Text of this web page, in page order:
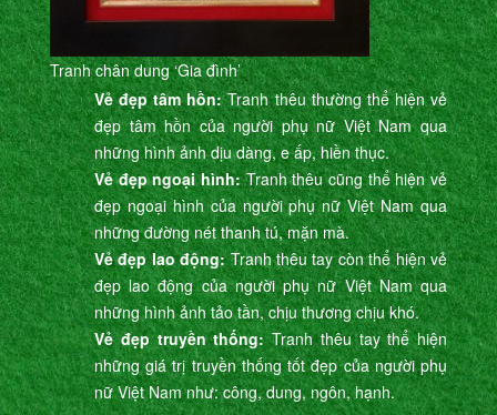
Tranh chân dung ‘Gia đình’
Vẻ đẹp tâm hồn:Tranh thêu thường thể hiện vẻ
đẹp tâm hồn của người phụ nữ Việt Nam qua
những hình ảnh dịu dàng, e ấp, hiền thục.
Vẻ đẹp ngoại hình:Tranh thêu cũng thể hiện vẻ
đẹp ngoại hình của người phụ nữ Việt Nam qua
những đường nét thanh tú, mặn mà.
Vẻ đẹp lao động:Tranh thêu tay còn thể hiện vẻ
đẹp lao động của người phụ nữ Việt Nam qua
những hình ảnh tảo tần, chịu thương chịu khó.
Vẻ đẹp truyền thống:Tranh thêu tay thể hiện
những giá trị truyền thống tốt đẹp của người phụ
nữ Việt Nam như: công, dung, ngôn, hạnh.